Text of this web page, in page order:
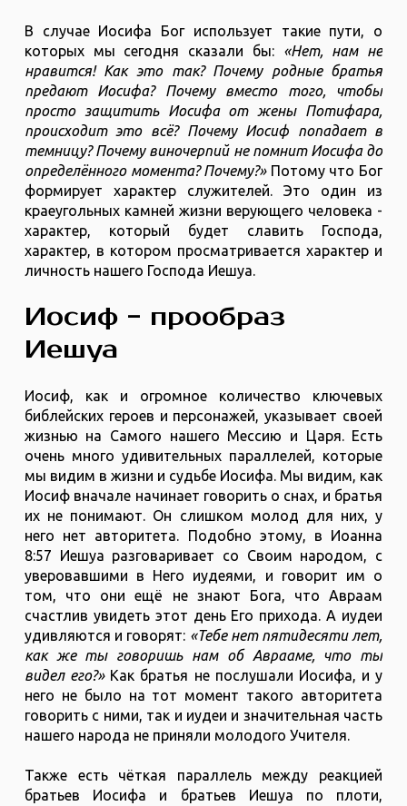
В случае Иосифа Бог использует такие пути, о
которых мы сегодня сказали бы: «Нет, нам не
нравится! Как это так? Почему родные братья
предают Иосифа? Почему вместо того, чтобы
просто защитить Иосифа от жены Потифара,
происходит это всё? Почему Иосиф попадает в
темницу? Почему виночерпий не помнит Иосифа до
определённого момента? Почему?»Потому что Бог
формирует характер служителей. Это один из
краеугольных камней жизни верующего человека -
характер, который будет славить Господа,
характер, в котором просматривается характер и
личность нашего Господа Иешуа.
Иосиф - прообраз
Иешуа
Иосиф, как и огромное количество ключевых
библейских героев и персонажей, указывает своей
жизнью на Самого нашего Мессию и Царя. Есть
очень много удивительных параллелей, которые
мы видим в жизни и судьбе Иосифа. Мы видим, как
Иосиф вначале начинает говорить о снах, и братья
их не понимают. Он слишком молод для них, у
него нет авторитета. Подобно этому, в Иоанна
8:57 Иешуа разговаривает со Своим народом, с
уверовавшими в Него иудеями, и говорит им о
том, что они ещё не знают Бога, что Авраам
счастлив увидеть этот день Его прихода. А иудеи
удивляются и говорят: «Тебе нет пятидесяти лет,
как же ты говоришь нам об Аврааме, что ты
видел его?» Как братья не послушали Иосифа, и у
него не было на тот момент такого авторитета
говорить с ними, так и иудеи и значительная часть
нашего народа не приняли молодого Учителя.
Также есть чёткая параллель между реакцией
братьев Иосифа и братьев Иешуа по плоти,